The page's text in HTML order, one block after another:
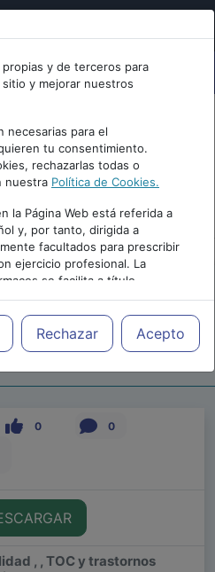
y de terceros para
y mejorar nuestros
necesarias para el
tu consentimiento.
rechazarlas todas o
nuestra Política de Cookies.
la Página Web está referida a
y, por tanto, dirigida a
facultados para prescribir
ejercicio profesional. La
se facilita a título
responsabilidad de los
medicamentos y decidir, en
más adecuado a las
Rechazar Acepto
|Congreso Virtual
en Salud Mental
0 0
, , TOC y trastornos